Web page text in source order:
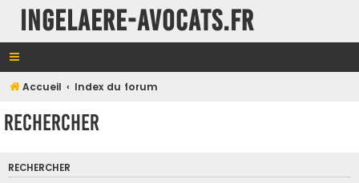
INGELAERE-AVOCATS.FR
Accueil Index du forum
Rechercher
RECHERCHER